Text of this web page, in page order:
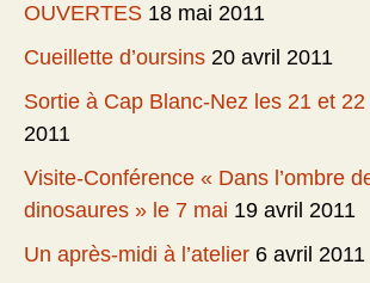
OUVERTES 18 mai 2011
Cueillette d’oursins 20 avril 2011
Sortie à Cap Blanc-Nez les 21 et 22
2011
Visite-Conférence « Dans l’ombre
dinosaures » le 7 mai 19 avril 2011
Un après-midi à l’atelier 6 avril 2011